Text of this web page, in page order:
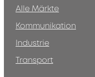
Alle Märkte
Kommunikation
Industrie
Transport